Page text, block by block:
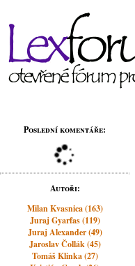
Poslední komentáře:
Autoři:
Milan Kvasnica (163)
Juraj Gyarfas (119)
Juraj Alexander (49)
Jaroslav Čollák (45)
Tomáš Klinka (27)